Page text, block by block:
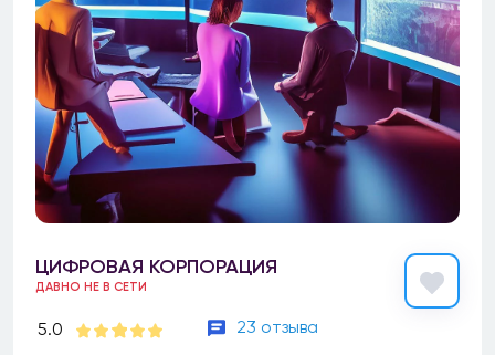
ЦИФРОВАЯ КОРПОРАЦИЯ
ДАВНО НЕ В СЕТИ
5.0 23 отзыва